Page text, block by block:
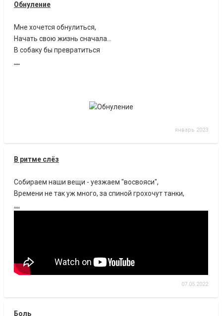
Обнуление
Мне хочется обнулиться,
Начать свою жизнь сначала…
В собаку бы превратиться
январь 2023
В ритме слёз
Собираем наши вещи - уезжаем "восвояси",
Времени не так уж много, за спиной грохочут танки,
07.05.2022
Боль